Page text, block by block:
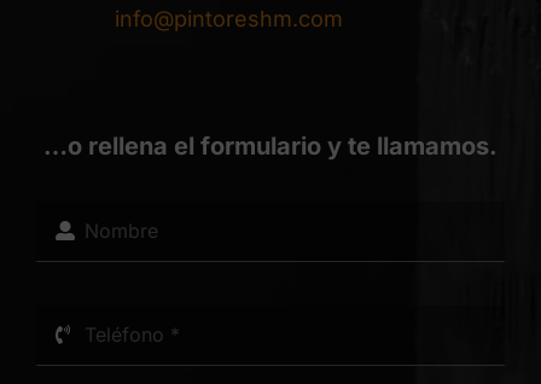
info@pintoreshm.com
…o rellena el formulario y te llamamos.